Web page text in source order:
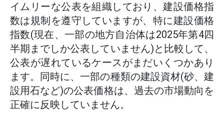
イムリーな公表を組織しており、建設価格指
数は規制を遵守していますが、特に建設価格
指数(現在、一部の地方自治体は2025年第4四
半期までしか公表していません)と比較して、
公表が遅れているケースがまだいくつかあり
ます。同時に、一部の種類の建設資材(砂、建
設用石など)の公表価格は、過去の市場動向を
正確に反映していません。